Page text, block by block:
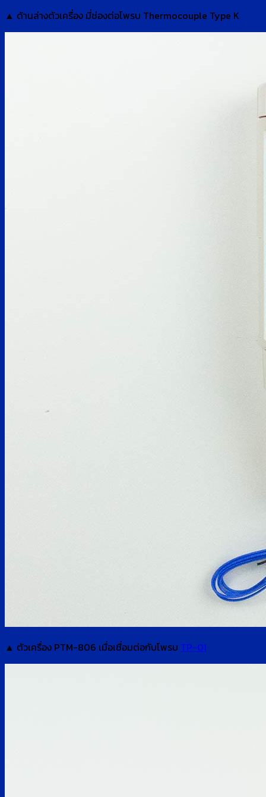
▲ ด้านล่างตัวเครื่อง มี่ช่องต่อโพรบ Thermocouple Type K
▲ ตัวเครื่อง PTM-806 เมื่อเชื่อมต่อกับโพรบ TP-01